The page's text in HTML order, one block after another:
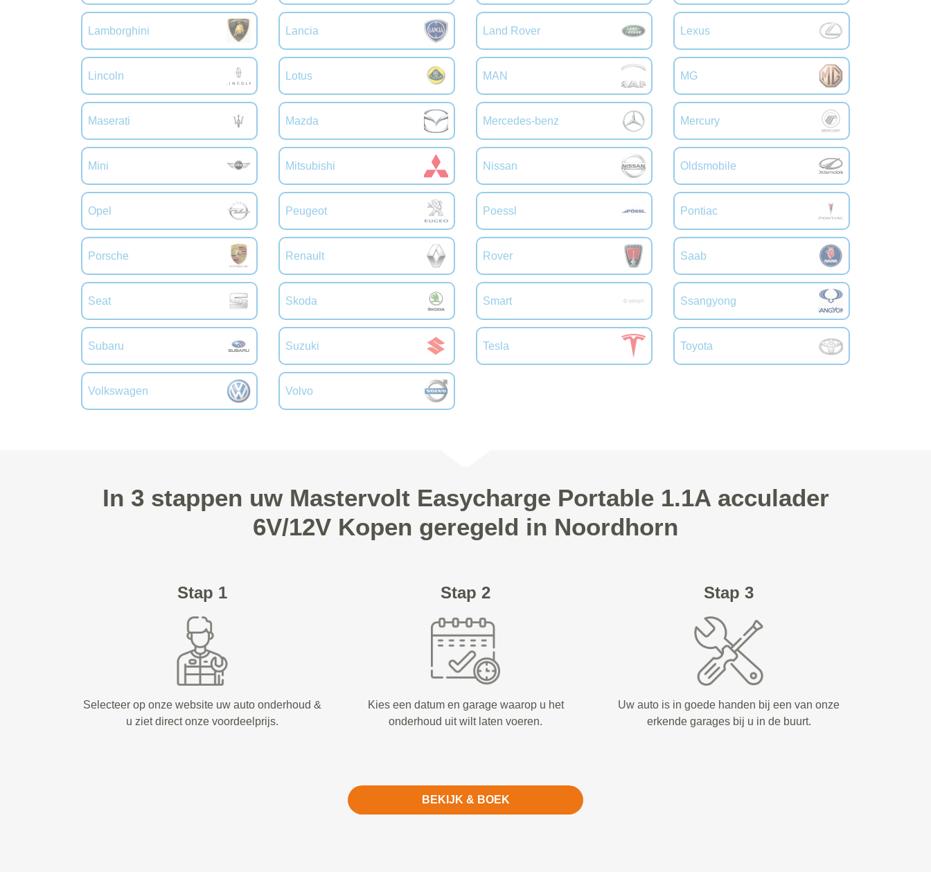
Lamborghini Lancia Land Rover Lexus
Lincoln Lotus MAN MG
Maserati Mazda Mercedes-benz Mercury
Mini Mitsubishi Nissan Oldsmobile
Opel Peugeot Poessl Pontiac
Porsche Renault Rover Saab
Seat Skoda Smart Ssangyong
Subaru Suzuki Tesla Toyota
Volkswagen Volvo
In 3 stappen uw Mastervolt Easycharge Portable 1.1A acculader
6V/12V Kopen geregeld in Noordhorn
Stap 1
Selecteer op onze website uw auto onderhoud &
u ziet direct onze voordeelprijs.
Stap 2
Kies een datum en garage waarop u het
onderhoud uit wilt laten voeren.
Stap 3
Uw auto is in goede handen bij een van onze
erkende garages bij u in de buurt.
BEKIJK & BOEK